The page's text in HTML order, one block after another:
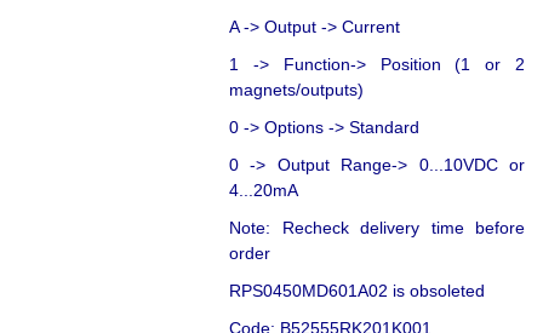
A -> Output -> Current
1 -> Function-> Position (1 or 2
magnets/outputs)
0 -> Options -> Standard
0 -> Output Range-> 0...10VDC or
4...20mA
Note: Recheck delivery time before
order
RPS0450MD601A02 is obsoleted
Code: B52555RK201K001